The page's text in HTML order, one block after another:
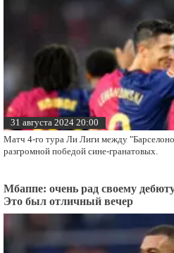
31 августа 2024 20:00
Матч 4-го тура Ли Лиги между
разгромной победой сине-гранатовых.
Мбаппе: очень рад своему
Это был отличный вечер